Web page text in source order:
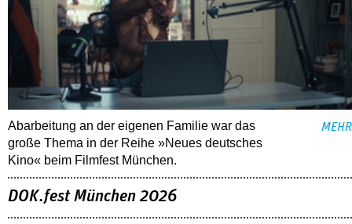
Abarbeitung an der eigenen Familie war das
große Thema in der Reihe »Neues deutsches
Kino« beim Filmfest München.
MEHR
DOK.fest München 2026